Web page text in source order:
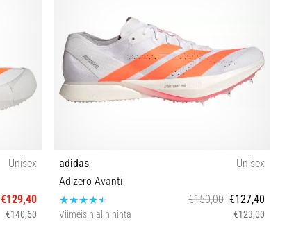
Unisex
€129,40
€140,60
adidas
Unisex
Adizero Avanti
€150,00 €127,40
Viimeisin alin hinta €123,00